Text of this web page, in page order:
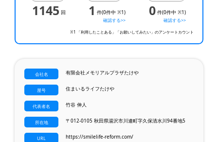
1145 回 1 件(0件中 ※1)
確認する>>
0 件(0件中 ※1)
確認する>>
※1 「利用したことある」「お願いしてみたい」のアンケートカウント
会社名 有限会社メモリアルプラザたけや
屋号 住まいるライフたけや
代表者名 竹谷 伸人
所在地 〒012-0105 秋田県湯沢市川連町字久保清水川94番地5
URL https://smilelife-reform.com/